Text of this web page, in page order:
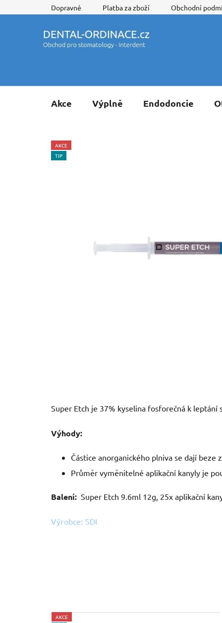
na
Dopravné Platba za zboží Obchodní
Akce Výplně Endodoncie
AKCE
TIP
Super Etch je 37% kyselina fosforečná k leptání
Výhody:
Částice anorganického plniva se dají beze
Průměr vyměnitelné aplikační kanyly je
Balení: Super Etch 9.6ml 12g, 25x aplikační
Výrobce: SDI
AKCE